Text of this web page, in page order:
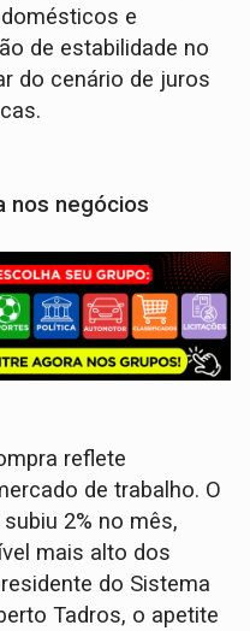
e
de estabilidade no
do cenário de juros
nos negócios
reflete
de trabalho. O
2% no mês,
mais alto dos
do Sistema
Tadros, o apetite